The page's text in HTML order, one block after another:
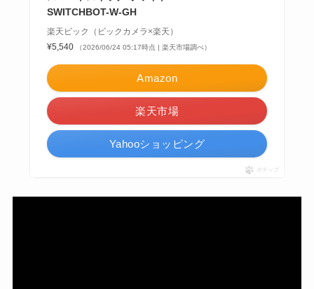
SWITCHBOT-W-GH
楽天ビック（ビックカメラ×楽天）
¥5,540
（2026/06/24 05:17時点 | 楽天市場調べ）
Amazon
楽天市場
Yahooショッピング
ポチップ